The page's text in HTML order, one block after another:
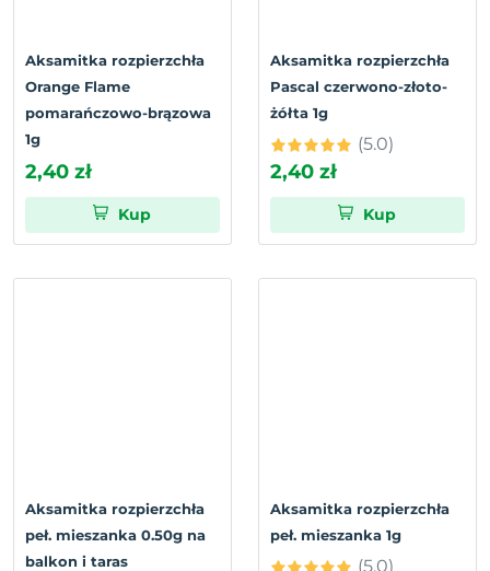
Aksamitka rozpierzchła
Orange Flame
pomarańczowo-brązowa
1g
2,40 zł
Kup
Aksamitka rozpierzchła
Pascal czerwono-złoto-
żółta 1g
(5.0)
2,40 zł
Kup
Aksamitka rozpierzchła
peł. mieszanka 0.50g na
balkon i taras
Aksamitka rozpierzchła
peł. mieszanka 1g
(5.0)